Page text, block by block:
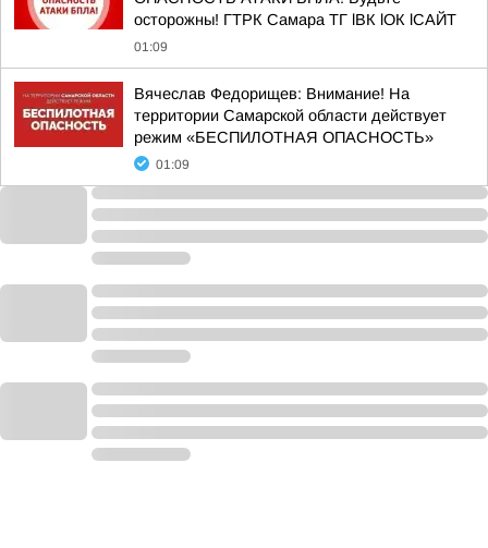
осторожны! ГТРК Самара ТГ lВК lОК lСАЙТ
01:09
Вячеслав Федорищев: Внимание! На
территории Самарской области действует
режим «БЕСПИЛОТНАЯ ОПАСНОСТЬ»
01:09